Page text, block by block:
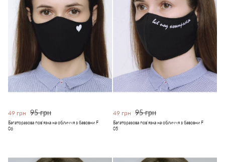
49 грн 95 грн
Багаторазова пов'язка на обличчя з бавовни F
06
49 грн 95 грн
Багаторазова пов'язка на обличчя з бавовни F
05